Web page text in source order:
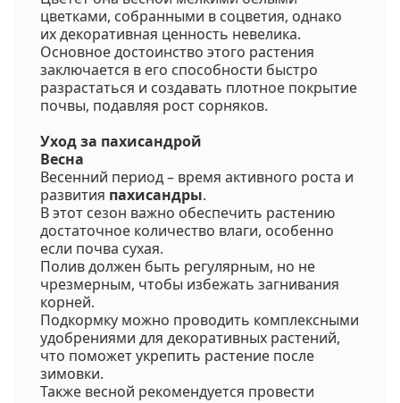
цветками, собранными в соцветия, однако
их декоративная ценность невелика.
Основное достоинство этого растения
заключается в его способности быстро
разрастаться и создавать плотное покрытие
почвы, подавляя рост сорняков.
Уход за пахисандрой
Весна
Весенний период – время активного роста и
развития пахисандры.
В этот сезон важно обеспечить растению
достаточное количество влаги, особенно
если почва сухая.
Полив должен быть регулярным, но не
чрезмерным, чтобы избежать загнивания
корней.
Подкормку можно проводить комплексными
удобрениями для декоративных растений,
что поможет укрепить растение после
зимовки.
Также весной рекомендуется провести